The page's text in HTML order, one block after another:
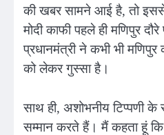
की खबर सामने आई है, तो इससे
मोदी काफी पहले ही मणिपुर
प्रधानमंत्री ने कभी भी
को लेकर गुस्सा है।
साथ ही, अशोभनीय टिप्पणी
सम्मान करते हैं। मैं कहता हूं कि